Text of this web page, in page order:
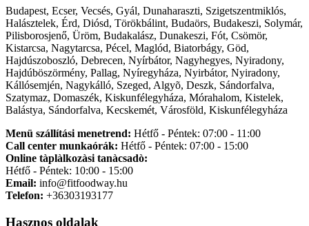
Budapest, Ecser, Vecsés, Gyál, Dunaharaszti, Szigetszentmiklós,
Halásztelek, Érd, Diósd, Törökbálint, Budaörs, Budakeszi, Solymár,
Pilisborosjenő, Üröm, Budakalász, Dunakeszi, Fót, Csömör,
Kistarcsa, Nagytarcsa, Pécel, Maglód, Biatorbágy, Göd,
Hajdúszoboszló, Debrecen, Nyírbátor, Nagyhegyes, Nyiradony,
Hajdúböszörmény, Pallag, Nyíregyháza, Nyirbátor, Nyiradony,
Kállósemjén, Nagykálló, Szeged, Algyõ, Deszk, Sándorfalva,
Szatymaz, Domaszék, Kiskunfélegyháza, Mórahalom, Kistelek,
Balástya, Sándorfalva, Kecskemét, Városföld, Kiskunfélegyháza
Menü szállítási menetrend: Hétfő - Péntek: 07:00 - 11:00
Call center munkaórák: Hétfő - Péntek: 07:00 - 15:00
Online tàplàlkozàsi tanàcsadò:
Hétfő - Péntek: 10:00 - 15:00
Email: info@fitfoodway.hu
Telefon: +36303193177
Hasznos oldalak